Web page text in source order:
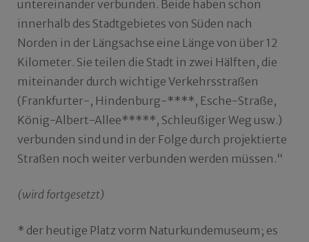
untereinander verbunden. Beide haben schon
innerhalb des Stadtgebietes von Süden nach
Norden in der Längsachse eine Länge von über 12
Kilometer. Sie teilen die Stadt in zwei Hälften, die
miteinander durch wichtige Verkehrsstraßen
(Frankfurter-, Hindenburg-****, Esche-Straße,
König-Albert-Allee*****, Schleußiger Weg usw.)
verbunden sind und in der Folge durch projektierte
Straßen noch weiter verbunden werden müssen.“
(wird fortgesetzt)
* der heutige Platz vorm Naturkundemuseum; es